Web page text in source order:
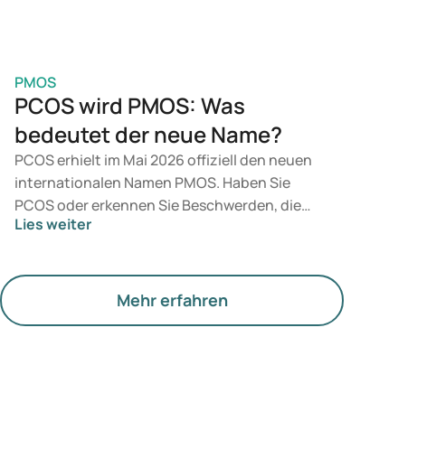
PMOS
PCOS wird PMOS: Was
bedeutet der neue Name?
PCOS erhielt im Mai 2026 offiziell den neuen
internationalen Namen PMOS. Haben Sie
PCOS oder erkennen Sie Beschwerden, die
dazu passen? Medizinisch ändert sich vorerst
Gewicht auf Hormone, den Stoffwechsel und
die Funktion der Eierstöcke.
Lies weiter
Mehr erfahren